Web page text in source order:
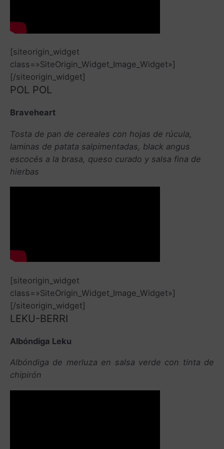
[siteorigin_widget
class=»SiteOrigin_Widget_Image_Widget»]
[/siteorigin_widget]
POL POL
Braveheart
Tosta de pan de cereales con hojas de rúcula,
laminas de patata salpimentadas, black angus
escocés a la brasa, queso curado y salsa fina de
hierbas
[siteorigin_widget
class=»SiteOrigin_Widget_Image_Widget»]
[/siteorigin_widget]
LEKU-BERRI
Albóndiga Leku
Albóndiga de merluza en salsa verde con tinta de
chipirón